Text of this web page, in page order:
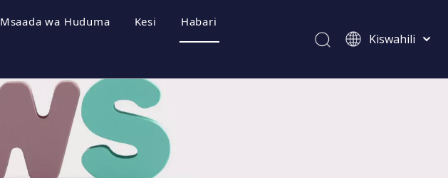
Msaada wa Huduma
Pakua
Maswali Yanayoulizwa Mara kwa Mara
Video
Kesi Habari
Kiswahili
ไทย